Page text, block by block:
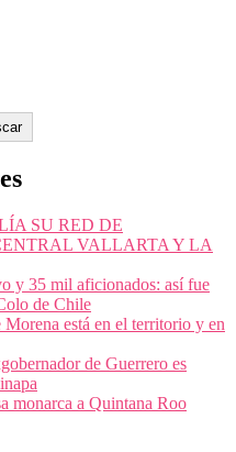
SU RED DE
VALLARTA Y LA
y 35 mil aficionados: así fue
de Chile
está en el territorio y en
de Guerrero es
monarca a Quintana Roo